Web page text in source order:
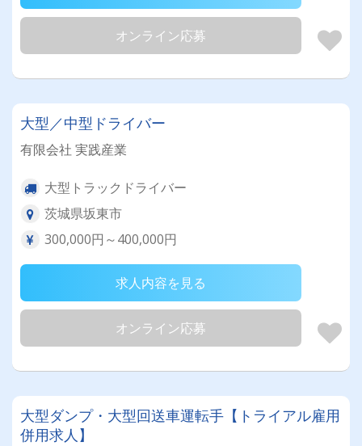
オンライン応募
大型／中型ドライバー
有限会社 実践産業
大型トラックドライバー
茨城県坂東市
300,000円～400,000円
求人内容を見る
オンライン応募
大型ダンプ・大型回送車運転手【トライアル雇用
併用求人】